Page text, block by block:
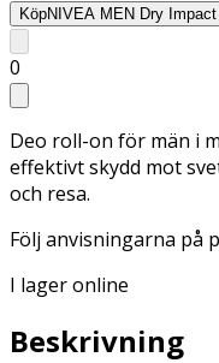
KöpNIVEA MEN Dry
0
Deo roll-on för män i
effektivt skydd mot
och resa.
Följ anvisningarna på
I lager online
Beskrivning